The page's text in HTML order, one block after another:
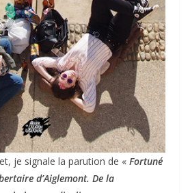
je signale la parution de « Fortuné
d’Aiglemont. De la